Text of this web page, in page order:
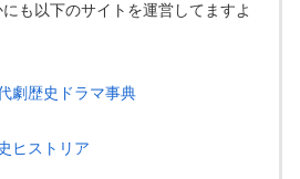
も以下のサイトを運営してますよ
劇歴史ドラマ事典
ヒストリア